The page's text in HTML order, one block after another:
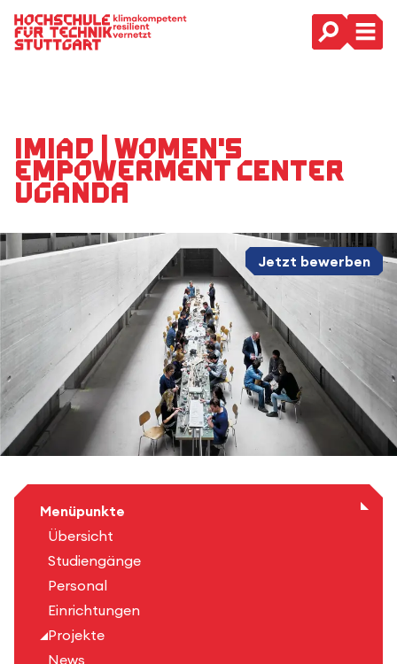
Hauptnavigation
IMIAD | Women's
Empowerment Center
Uganda
Jetzt bewerben
Menüpunkte
Übersicht
Studiengänge
Personal
Einrichtungen
Projekte
News